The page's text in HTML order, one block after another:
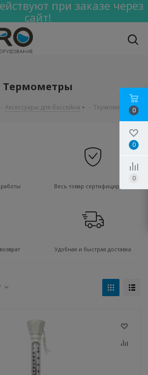
при заказе через
сайт!
Термометры
- Аксессуары для бассейна - Термометры
Весь товар сертифицирован
Удобная и быстрая доставка
0
0
0